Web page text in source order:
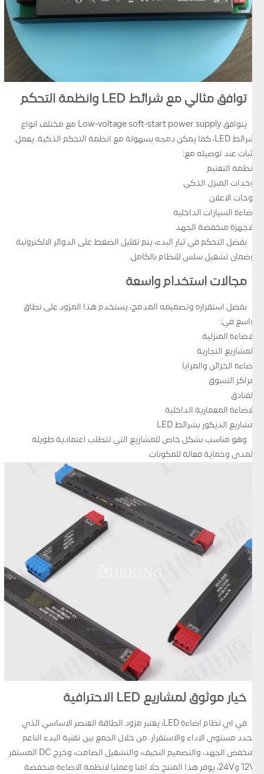
توافق مثالي مع شرائط LED وانظمة التحكم
يتوافق Low-voltage soft-start power supply مع مختلف انواع
شرائط LED، كما يمكن دمجه بسهولة مع انظمة التحكم الذكية. يعمل
بثبات عند توصيله مع:
انظمة التعتيم
وحدات المنزل الذكي
لوحات الاعلان
اضاءة السيارات الداخلية
الاجهزة منخفضة الجهد
بفضل التحكم في تيار البدء، يتم تقليل الضغط على الدوائر الالكترونية
وضمان تشغيل سلس للنظام بالكامل.
مجالات استخدام واسعة
بفضل استقراره وتصميمه المدمج، يستخدم هذا المزود على نطاق
واسع في:
الاضاءة المنزلية
المشاريع التجارية
اضاءة الخزائن والمرايا
مراكز التسوق
الفنادق
الاضاءة المعمارية الداخلية
مشاريع الديكور بشرائط LED
وهو مناسب بشكل خاص للمشاريع التي تتطلب اعتمادية طويلة
المدى وحماية فعالة للمكونات.
خيار موثوق لمشاريع LED الاحترافية
في اي نظام اضاءة LED، يعتبر مزود الطاقة العنصر الاساسي الذي
يحدد مستوى الاداء والاستقرار. من خلال الجمع بين تقنية البدء الناعم
منخفض الجهد، والتصميم النحيف، والتشغيل الصامت، وخرج DC المستقر
12V و24V، يوفر هذا المنتج حلا امنا وعمليا لانظمة الاضاءة منخفضة